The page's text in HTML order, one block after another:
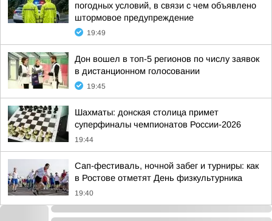
погодных условий, в связи с чем объявлено
штормовое предупреждение
19:49
Дон вошел в топ-5 регионов по числу заявок
в дистанционном голосовании
19:45
Шахматы: донская столица примет
суперфиналы чемпионатов России-2026
19:44
Сап-фестиваль, ночной забег и турниры: как
в Ростове отметят День физкультурника
19:40